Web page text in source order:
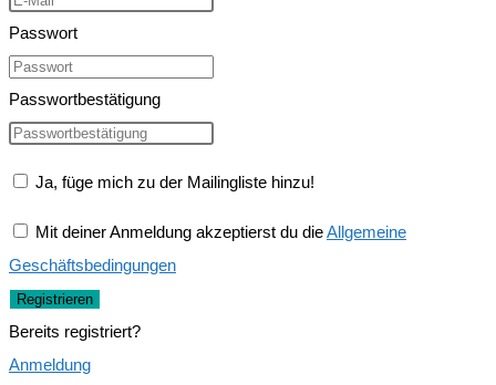
Passwort
Passwortbestätigung
Ja, füge mich zu der Mailingliste hinzu!
Mit deiner Anmeldung akzeptierst du dieAllgemeine
Geschäftsbedingungen
Registrieren
Bereits registriert?
Anmeldung